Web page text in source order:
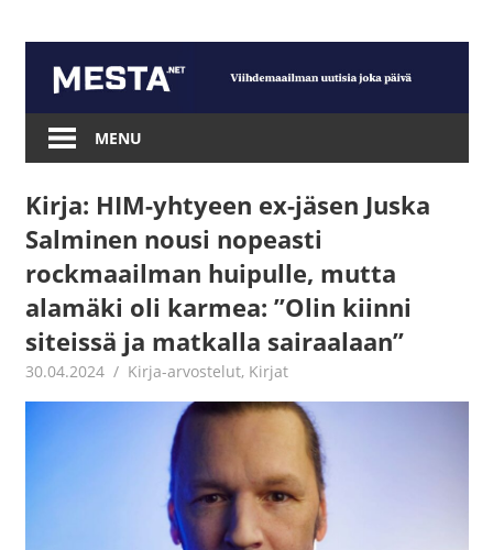
content
Mesta.net
MENU
Kirja: HIM-yhtyeen ex-jäsen Juska
Salminen nousi nopeasti
rockmaailman huipulle, mutta
alamäki oli karmea: ”Olin kiinni
siteissä ja matkalla sairaalaan”
30.04.2024 Jouni Hirn
Kirja-arvostelut, Kirjat